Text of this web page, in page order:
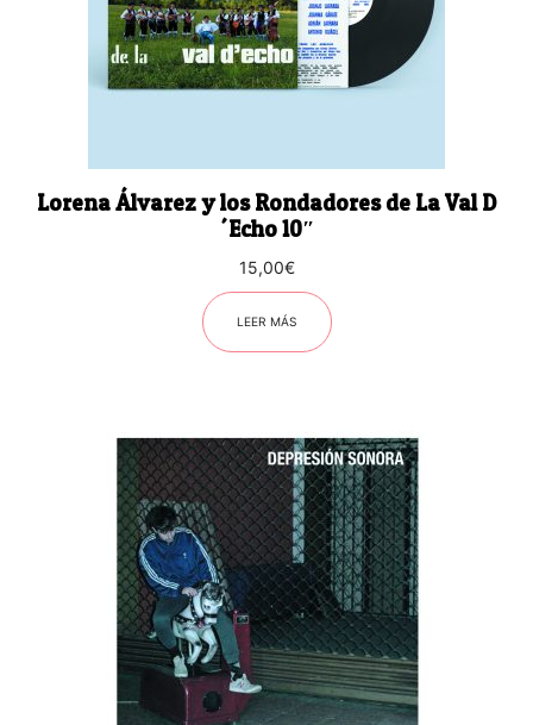
Lorena Álvarez y los Rondadores de La Val D
´Echo 10″
15,00€
LEER MÁS